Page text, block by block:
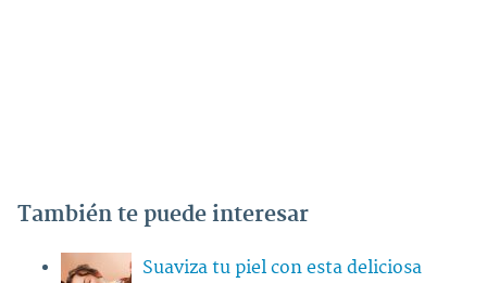
También te puede interesar
Suaviza tu piel con esta deliciosa